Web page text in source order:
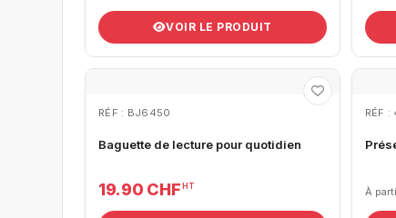
VOIR LE PRODUIT
RÉF : BJ6450
Baguette de lecture pour quotidien
19.90 CHF HT
RÉF :
À